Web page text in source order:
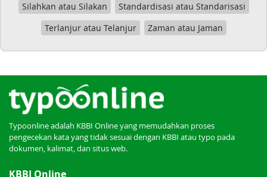
Silahkan atau Silakan
Standardisasi atau Standarisasi
Terlanjur atau Telanjur
Zaman atau Jaman
Typoonline adalah KBBI Online yang memudahkan proses
pengecekan kata yang tidak sesuai dengan KBBI atau typo pada
dokumen, kalimat, dan situs web.
KBBI Online